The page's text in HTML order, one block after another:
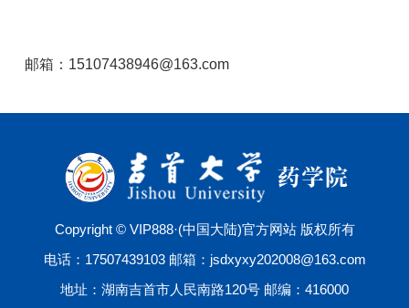
邮箱：15107438946@163.com
Copyright © VIP888·(中国大陆)官方网站 版权所有
电话：17507439103 邮箱：jsdxyxy202008@163.com
地址：湖南吉首市人民南路120号 邮编：416000